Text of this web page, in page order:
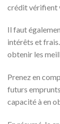
crédit vérifient
Il faut
intérêts et
obtenir les
Prenez en
futurs
capacité à en